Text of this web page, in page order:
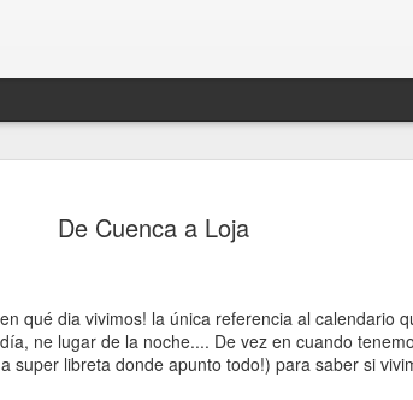
De Cuenca a Loja
qué dia vivimos! la única referencia al calendario
ne lugar de la noche.... De vez en cuando
super libreta donde apunto todo!) para saber si
2
Lukla. Final del trekking
Dormimos genial, calentitos, con nuestras
cargadas, y con un lavabo y un váter para
no tenemos vecinos de pasillo. Bajamos a